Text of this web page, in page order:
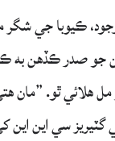
ڪيوبا جي
جو صدر ڪڏهن به
هلائي ٿو. ”مان
سي اين اين